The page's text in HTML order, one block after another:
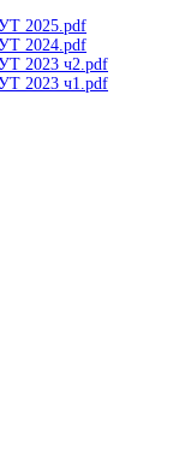
2025.pdf
2024.pdf
2023 ч2.pdf
2023 ч1.pdf